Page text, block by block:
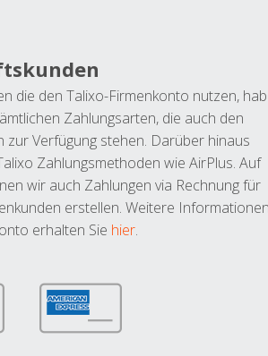
die den Talixo-Firmenkonto nutzen,
Zahlungsarten, die auch den
zur Verfügung stehen. Darüber hinaus
Zahlungsmethoden wie AirPlus. Auf
wir auch Zahlungen via Rechnung für
erstellen. Weitere
erhalten Sie hier.